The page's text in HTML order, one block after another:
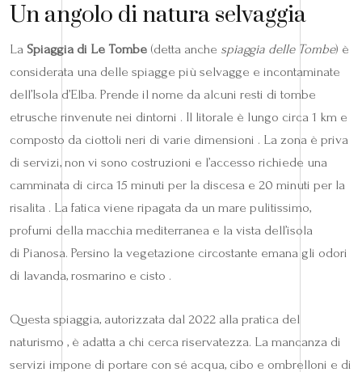
Un angolo di natura selvaggia
La Spiaggia di Le Tombe (detta anche spiaggia delle Tombe) è
considerata una delle spiagge più selvagge e incontaminate
dell’Isola d’Elba. Prende il nome da alcuni resti di tombe
etrusche rinvenute nei dintorni . Il litorale è lungo circa 1 km e
composto da ciottoli neri di varie dimensioni . La zona è priva
di servizi, non vi sono costruzioni e l’accesso richiede una
camminata di circa 15 minuti per la discesa e 20 minuti per la
risalita . La fatica viene ripagata da un mare pulitissimo,
profumi della macchia mediterranea e la vista dell’isola
di Pianosa. Persino la vegetazione circostante emana gli odori
di lavanda, rosmarino e cisto .
Questa spiaggia, autorizzata dal 2022 alla pratica del
naturismo , è adatta a chi cerca riservatezza. La mancanza di
servizi impone di portare con sé acqua, cibo e ombrelloni e di